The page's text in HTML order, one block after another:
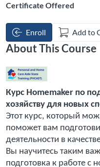
Certificate Offered
Enroll Add to
About This Course
Курс Homemaker по
хозяйству для новых
Этот курс, который
поможет вам
деятельности в
Вы научитесь таким
подготовка к работе с